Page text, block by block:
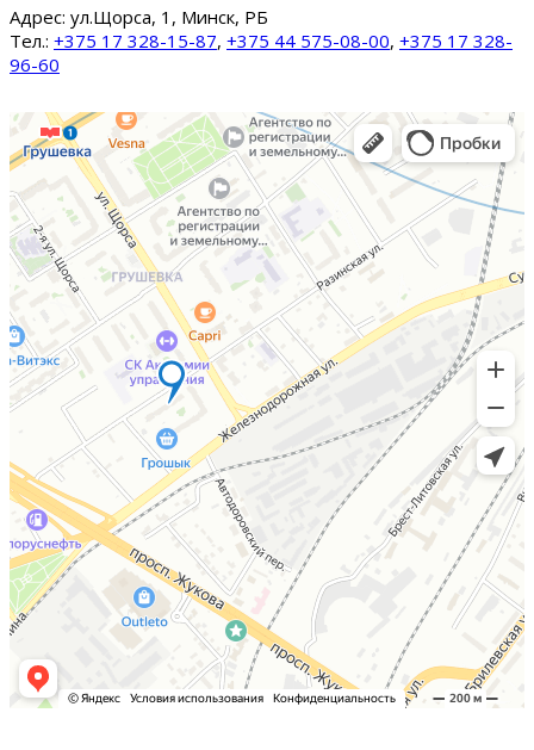
Адрес: ул.Щорса, 1, Минск, РБ
Тел.: +375 17 328-15-87, +375 44 575-08-00, +375 17 328-
96-60